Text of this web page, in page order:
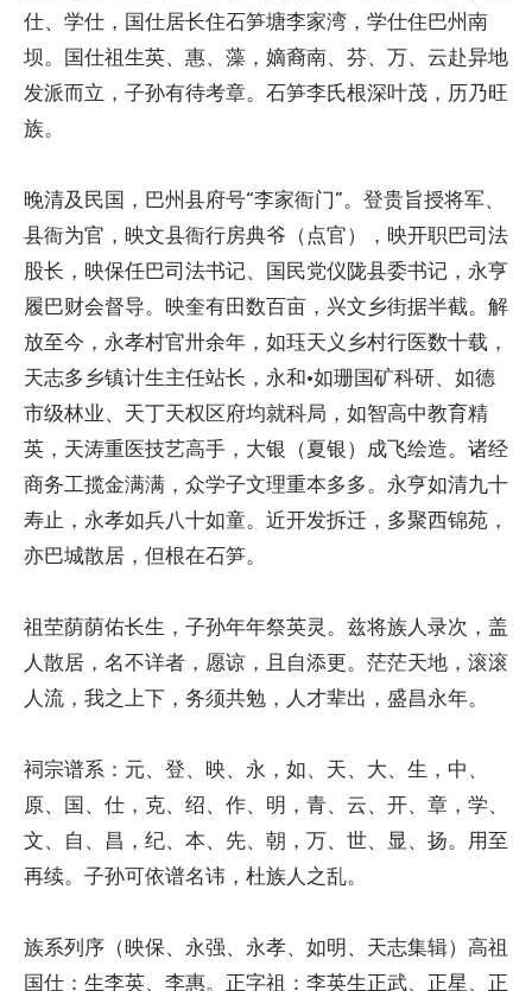
仕、学仕，国仕居长住石笋塘李家湾，学仕住巴州南
坝。国仕祖生英、惠、藻，嫡裔南、芬、万、云赴异地
发派而立，子孙有待考章。石笋李氏根深叶茂，历乃旺
族。
晚清及民国，巴州县府号“李家衙门”。登贵旨授将军、
县衙为官，映文县衙行房典爷（点官），映开职巴司法
股长，映保任巴司法书记、国民党仪陇县委书记，永亨
履巴财会督导。映奎有田数百亩，兴文乡街据半截。解
放至今，永孝村官卅余年，如珏天义乡村行医数十载，
天志多乡镇计生主任站长，永和·如珊国矿科研、如德
市级林业、天丁天权区府均就科局，如智高中教育精
英，天涛重医技艺高手，大银（夏银）成飞绘造。诸经
商务工揽金满满，众学子文理重本多多。永亨如清九十
寿止，永孝如兵八十如童。近开发拆迁，多聚西锦苑，
亦巴城散居，但根在石笋。
祖茔荫荫佑长生，子孙年年祭英灵。兹将族人录次，盖
人散居，名不详者，愿谅，且自添更。茫茫天地，滚滚
人流，我之上下，务须共勉，人才辈出，盛昌永年。
祠宗谱系：元、登、映、永，如、天、大、生，中、
原、国、仕，克、绍、作、明，青、云、开、章，学、
文、自、昌，纪、本、先、朝，万、世、显、扬。用至
再续。子孙可依谱名讳，杜族人之乱。
族系列序（映保、永强、永孝、如明、天志集辑）高祖
国仕：生李英、李惠。正字祖：李英生正武、正星、正